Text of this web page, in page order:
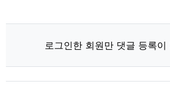
로그인한 회원만 댓글 등록이